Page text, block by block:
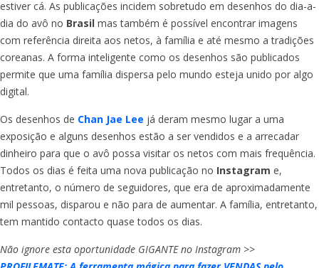
estiver cá. As publicações incidem sobretudo em desenhos do dia-a-
dia do avô no Brasil mas também é possível encontrar imagens
com referência direita aos netos, à família e até mesmo a tradições
coreanas. A forma inteligente como os desenhos são publicados
permite que uma família dispersa pelo mundo esteja unido por algo
digital.
Os desenhos de Chan Jae Lee já deram mesmo lugar a uma
exposição e alguns desenhos estão a ser vendidos e a arrecadar
dinheiro para que o avô possa visitar os netos com mais frequência.
Todos os dias é feita uma nova publicação no Instagram e,
entretanto, o número de seguidores, que era de aproximadamente
mil pessoas, disparou e não para de aumentar. A família, entretanto,
tem mantido contacto quase todos os dias.
Não ignore esta oportunidade GIGANTE no Instagram >>